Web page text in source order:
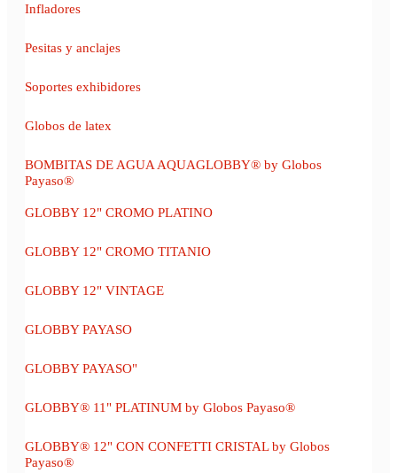
Infladores
Pesitas y anclajes
Soportes exhibidores
Globos de latex
BOMBITAS DE AGUA AQUAGLOBBY® by Globos
Payaso®
GLOBBY 12" CROMO PLATINO
GLOBBY 12" CROMO TITANIO
GLOBBY 12" VINTAGE
GLOBBY PAYASO
GLOBBY PAYASO"
GLOBBY® 11" PLATINUM by Globos Payaso®
GLOBBY® 12" CON CONFETTI CRISTAL by Globos
Payaso®